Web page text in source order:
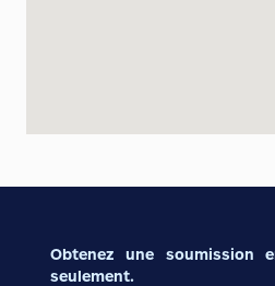
Obtenez une soumission
seulement.